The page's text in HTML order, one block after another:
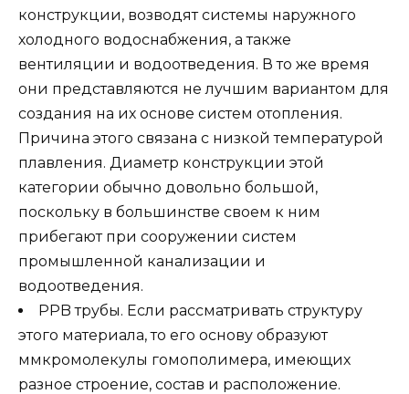
конструкции, возводят системы наружного
холодного водоснабжения, а также
вентиляции и водоотведения. В то же время
они представляются не лучшим вариантом для
создания на их основе систем отопления.
Причина этого связана с низкой температурой
плавления. Диаметр конструкции этой
категории обычно довольно большой,
поскольку в большинстве своем к ним
прибегают при сооружении систем
промышленной канализации и
водоотведения.
PPB трубы. Если рассматривать структуру
этого материала, то его основу образуют
ммкромолекулы гомополимера, имеющих
разное строение, состав и расположение.